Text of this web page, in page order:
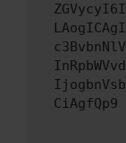
CiAgfQp9